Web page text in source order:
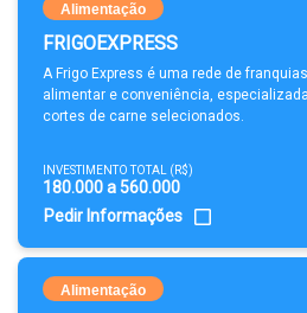
Alimentação
FRIGOEXPRESS
A Frigo Express é uma rede de
alimentar e conveniência,
cortes de carne selecionados.
INVESTIMENTO TOTAL (R$)
180.000 a 560.000
Pedir Informações
Alimentação